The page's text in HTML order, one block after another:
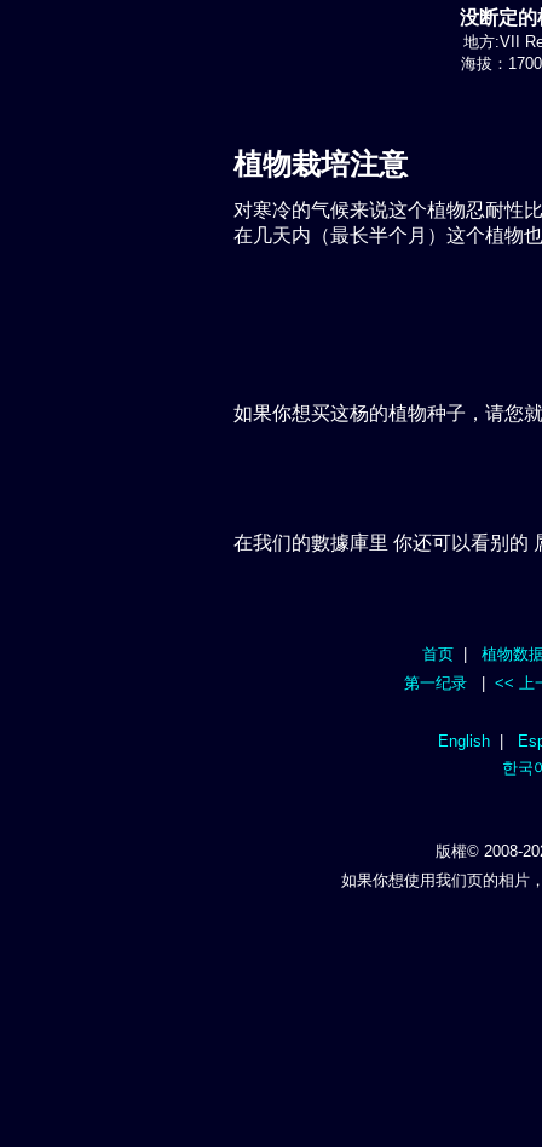
没断定
地方:VII
海拔：
植物栽培注意
对寒冷的气候来说这个植物忍耐性
在几天内（最长半个月）这个植物
如果你想买这杨的植物种子，请您
在我们的數據庫里 你还可以看别的
首页
植物数
第一纪录| << 上
English|
한국
版權© 2008-
如果你想使用我们页的相片